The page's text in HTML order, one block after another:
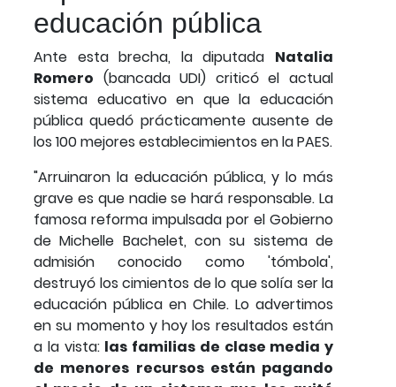
educación pública
Ante esta brecha, la diputada Natalia
Romero (bancada UDI) criticó el actual
sistema educativo en que la educación
pública quedó prácticamente ausente de
los 100 mejores establecimientos en la PAES.
"Arruinaron la educación pública, y lo más
grave es que nadie se hará responsable. La
famosa reforma impulsada por el Gobierno
de Michelle Bachelet, con su sistema de
admisión conocido como 'tómbola',
destruyó los cimientos de lo que solía ser la
educación pública en Chile. Lo advertimos
en su momento y hoy los resultados están
a la vista: las familias de clase media y
de menores recursos están pagando